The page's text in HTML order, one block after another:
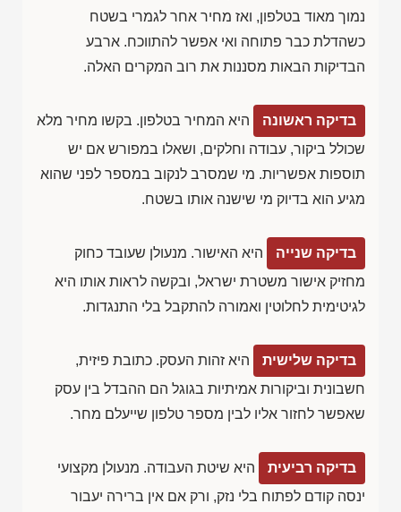
נמוך מאוד בטלפון, ואז מחיר אחר לגמרי בשטח
כשהדלת כבר פתוחה ואי אפשר להתווכח. ארבע
הבדיקות הבאות מסננות את רוב המקרים האלה.
בדיקה ראשונה
היא המחיר בטלפון. בקשו מחיר מלא
שכולל ביקור, עבודה וחלקים, ושאלו במפורש אם יש
תוספות אפשריות. מי שמסרב לנקוב במספר לפני שהוא
מגיע הוא בדיוק מי שישנה אותו בשטח.
בדיקה שנייה
היא האישור. מנעולן שעובד כחוק
מחזיק אישור משטרת ישראל, ובקשה לראות אותו היא
לגיטימית לחלוטין ואמורה להתקבל בלי התנגדות.
בדיקה שלישית
היא זהות העסק. כתובת פיזית,
חשבונית וביקורות אמיתיות בגוגל הם ההבדל בין עסק
שאפשר לחזור אליו לבין מספר טלפון שייעלם מחר.
בדיקה רביעית
היא שיטת העבודה. מנעולן מקצועי
ינסה קודם לפתוח בלי נזק, ורק אם אין ברירה יעבור